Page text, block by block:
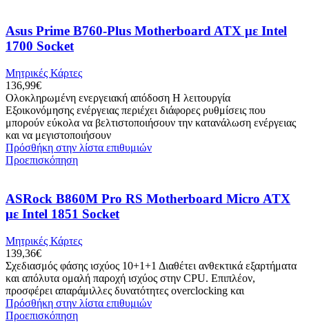
Asus Prime B760-Plus Motherboard ATX με Intel
1700 Socket
Μητρικές Κάρτες
136,99€
Ολοκληρωμένη ενεργειακή απόδοση Η λειτουργία
Εξοικονόμησης ενέργειας περιέχει διάφορες ρυθμίσεις που
μπορούν εύκολα να βελτιστοποιήσουν την κατανάλωση ενέργειας
και να μεγιστοποιήσουν
Πρόσθήκη στην λίστα επιθυμιών
Προεπισκόπηση
ASRock B860M Pro RS Motherboard Micro ATX
με Intel 1851 Socket
Μητρικές Κάρτες
139,36€
Σχεδιασμός φάσης ισχύος 10+1+1 Διαθέτει ανθεκτικά εξαρτήματα
και απόλυτα ομαλή παροχή ισχύος στην CPU. Επιπλέον,
προσφέρει απαράμιλλες δυνατότητες overclocking και
Πρόσθήκη στην λίστα επιθυμιών
Προεπισκόπηση